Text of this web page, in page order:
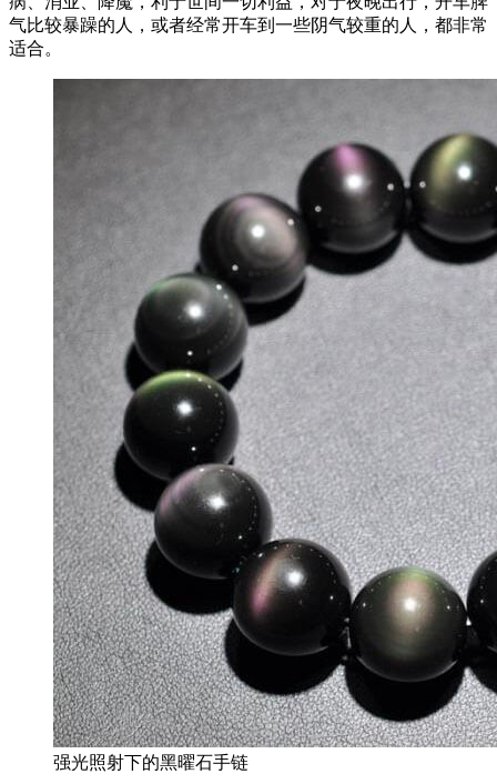
气比较暴躁的人，或者经常开车到一些阴气较重的人，都非常
适合。
强光照射下的黑曜石手链